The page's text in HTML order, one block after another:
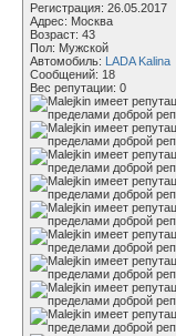
Регистрация: 26.05.2017
Адрес: Москва
Возраст: 43
Пол: Мужской
Автомобиль: LADA Kalina
Сообщений: 18
Вес репутации: 0